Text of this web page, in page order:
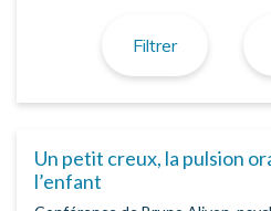
Filtrer
Un petit creux, la pulsion
l’enfant